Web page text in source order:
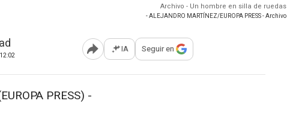
Archivo - Un hombre en silla de ruedas
- ALEJANDRO MARTÍNEZ/EUROPA PRESS - Archivo
Abrir opciones para compartir
IA Seguir en
PRESS) -